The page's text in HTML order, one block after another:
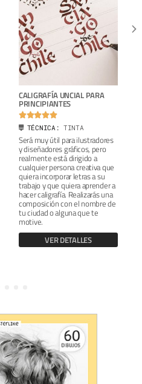
CALIGRAFÍA UNCIAL PARA
PRINCIPIANTES

TÉCNICA:TINTA
Será muy útil para ilustradores
y diseñadores gráficos, pero
realmente está dirigido a
cualquier persona creativa que
quiera incorporar letras a su
trabajo y que quiera aprender a
hacer caligrafía. Realizarás una
composición con el nombre de
tu ciudad o alguna que te
motive.
VER DETALLES